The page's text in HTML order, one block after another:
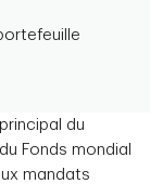
du
Fonds mondial
mandats